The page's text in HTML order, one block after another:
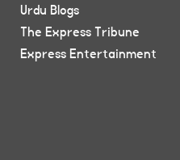
Urdu Blogs
The Express Tribune
Express Entertainment